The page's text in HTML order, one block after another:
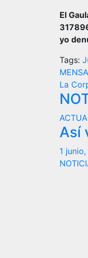
El
yo
Tags:
de
La
Así
1